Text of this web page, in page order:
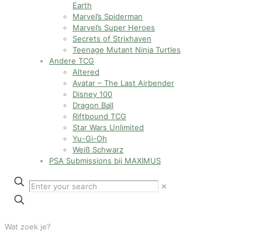
Earth
Marvel’s Spiderman
Marvel’s Super Heroes
Secrets of Strixhaven
Teenage Mutant Ninja Turtles
Andere TCG
Altered
Avatar – The Last Airbender
Disney 100
Dragon Ball
Riftbound TCG
Star Wars Unlimited
Yu-Gi-Oh
Weiß Schwarz
PSA Submissions bij MAXIMUS
✕
Wat zoek je?